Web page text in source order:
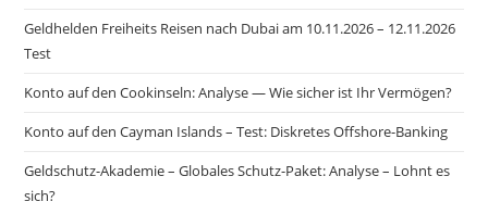
Geldhelden Freiheits Reisen nach Dubai am 10.11.2026 – 12.11.2026
Test
Konto auf den Cookinseln: Analyse — Wie sicher ist Ihr Vermögen?
Konto auf den Cayman Islands – Test: Diskretes Offshore-Banking
Geldschutz-Akademie – Globales Schutz-Paket: Analyse – Lohnt es
sich?